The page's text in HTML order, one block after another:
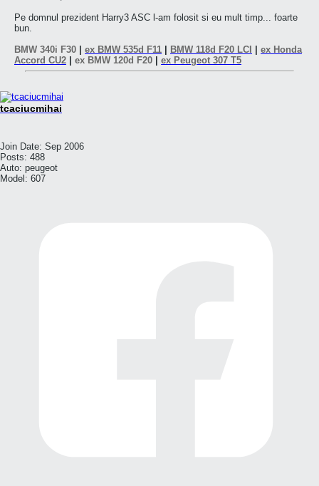
Pe domnul prezident Harry3 ASC l-am folosit si eu mult timp... foarte
bun.
BMW 340i F30
ex BMW 535d F11 BMW 118d F20 LCI
ex Honda
Accord CU2
ex BMW 120d F20 ex Peugeot 307 T5
tcaciucmihai
Join Date: Sep 2006
Posts: 488
Auto: peugeot
Model: 607